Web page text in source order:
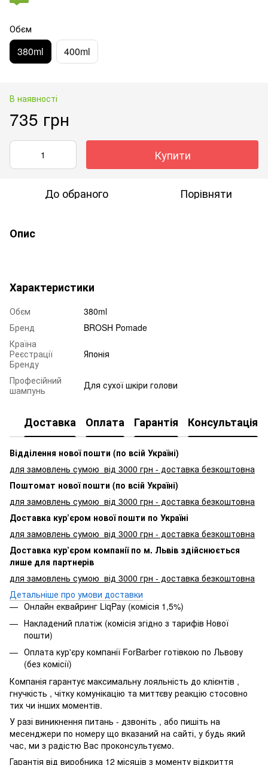
Обєм
380ml 400ml
В наявності
735 грн
Купити
До обраного Порівняти
Опис
Характеристики
Обєм
380ml
Бренд
BROSH Pomade
Країна
Реєстрації
Бренду
Японія
Професійний
шампунь
Для сухої шкіри голови
Доставка Оплата Гарантія Консультація
Відділення нової пошти (по всій Україні)
для замовлень сумою від 3000 грн - доставка безкоштовна
Поштомат нової пошти (по всій Україні)
для замовлень сумою від 3000 грн - доставка безкоштовна
Доставка кур’єром нової пошти по Україні
для замовлень сумою від 3000 грн - доставка безкоштовна
Доставка кур’єром компанії по м. Львів здійснюється
лише для партнерів
для замовлень сумою від 3000 грн - доставка безкоштовна
Детальніше про умови доставки
Онлайн еквайринг LiqPay (комісія 1,5%)
Накладений платіж (комісія згідно з тарифів Нової
пошти)
Оплата кур'єру компанії ForBarber готівкою по Львову
(без комісії)
Компанія гарантує максимальну лояльність до клієнтів ,
гнучкість , чітку комунікацію та миттєву реакцію стосовно
тих чи інших моментів.
У разі виникнення питань - дзвоніть , або пишіть на
месенджери по номеру що вказаний на сайті, у будь який
час, ми з радістю Вас проконсультуємо.
Гарантія від виробника 12 місяців з моменту відкриття